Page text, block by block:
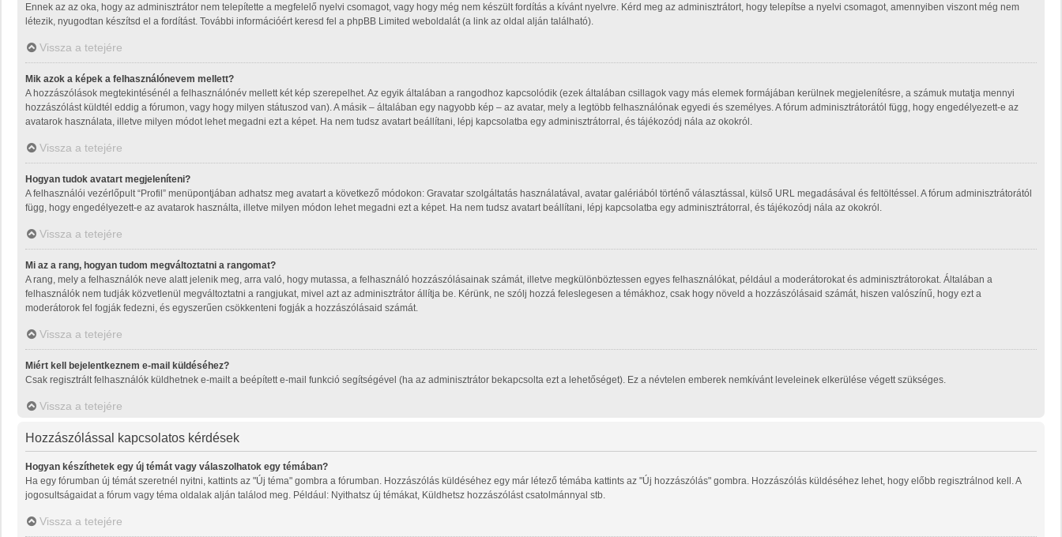
Ennek az az oka, hogy az adminisztrátor nem telepítette a megfelelő nyelvi csomagot, vagy hogy még nem készült fordítás a kívánt nyelvre. Kérd meg az adminisztrátort, hogy telepítse a nyelvi csomagot, amennyiben viszont még nem
létezik, nyugodtan készítsd el a fordítást. További információért keresd fel a phpBB Limited weboldalát (a link az oldal alján található).
Vissza a tetejére
Mik azok a képek a felhasználónevem mellett?
A hozzászólások megtekintésénél a felhasználónév mellett két kép szerepelhet. Az egyik általában a rangodhoz kapcsolódik (ezek általában csillagok vagy más elemek formájában kerülnek megjelenítésre, a számuk mutatja mennyi
hozzászólást küldtél eddig a fórumon, vagy hogy milyen státuszod van). A másik – általában egy nagyobb kép – az avatar, mely a legtöbb felhasználónak egyedi és személyes. A fórum adminisztrátorától függ, hogy engedélyezett-e az
avatarok használata, illetve milyen módot lehet megadni ezt a képet. Ha nem tudsz avatart beállítani, lépj kapcsolatba egy adminisztrátorral, és tájékozódj nála az okokról.
Vissza a tetejére
Hogyan tudok avatart megjeleníteni?
A felhasználói vezérlőpult “Profil” menüpontjában adhatsz meg avatart a következő módokon: Gravatar szolgáltatás használatával, avatar galériából történő választással, külső URL megadásával és feltöltéssel. A fórum adminisztrátorától
függ, hogy engedélyezett-e az avatarok használta, illetve milyen módon lehet megadni ezt a képet. Ha nem tudsz avatart beállítani, lépj kapcsolatba egy adminisztrátorral, és tájékozódj nála az okokról.
Vissza a tetejére
Mi az a rang, hogyan tudom megváltoztatni a rangomat?
A rang, mely a felhasználók neve alatt jelenik meg, arra való, hogy mutassa, a felhasználó hozzászólásainak számát, illetve megkülönböztessen egyes felhasználókat, például a moderátorokat és adminisztrátorokat. Általában a
felhasználók nem tudják közvetlenül megváltoztatni a rangjukat, mivel azt az adminisztrátor állítja be. Kérünk, ne szólj hozzá feleslegesen a témákhoz, csak hogy növeld a hozzászólásaid számát, hiszen valószínű, hogy ezt a
moderátorok fel fogják fedezni, és egyszerűen csökkenteni fogják a hozzászólásaid számát.
Vissza a tetejére
Miért kell bejelentkeznem e-mail küldéséhez?
Csak regisztrált felhasználók küldhetnek e-mailt a beépített e-mail funkció segítségével (ha az adminisztrátor bekapcsolta ezt a lehetőséget). Ez a névtelen emberek nemkívánt leveleinek elkerülése végett szükséges.
Vissza a tetejére
Hozzászólással kapcsolatos kérdések
Hogyan készíthetek egy új témát vagy válaszolhatok egy témában?
Ha egy fórumban új témát szeretnél nyitni, kattints az "Új téma" gombra a fórumban. Hozzászólás küldéséhez egy már létező témába kattints az "Új hozzászólás" gombra. Hozzászólás küldéséhez lehet, hogy előbb regisztrálnod kell. A
jogosultságaidat a fórum vagy téma oldalak alján találod meg. Például: Nyithatsz új témákat, Küldhetsz hozzászólást csatolmánnyal stb.
Vissza a tetejére